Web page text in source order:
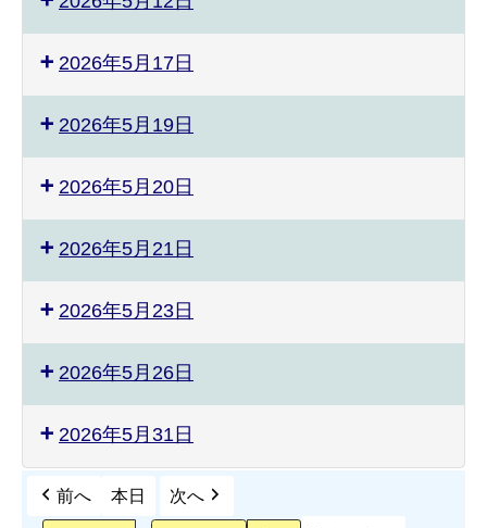
2026年5月17日
2026年5月19日
2026年5月20日
2026年5月21日
2026年5月23日
2026年5月26日
2026年5月31日
前へ 本日 次へ